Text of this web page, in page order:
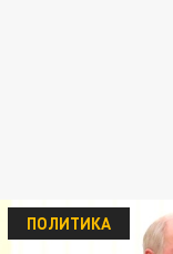
ПОЛИТИКА